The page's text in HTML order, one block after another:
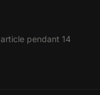
pendant 14